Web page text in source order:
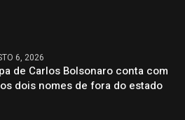
6, 2026
de Carlos Bolsonaro conta com
dois nomes de fora do estado